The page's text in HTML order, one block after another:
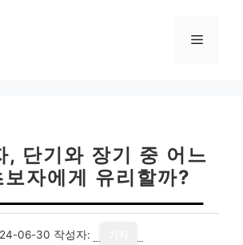
메
, 단기와 장기 중 어느
보자에게 유리할까?
06-30 작성자: